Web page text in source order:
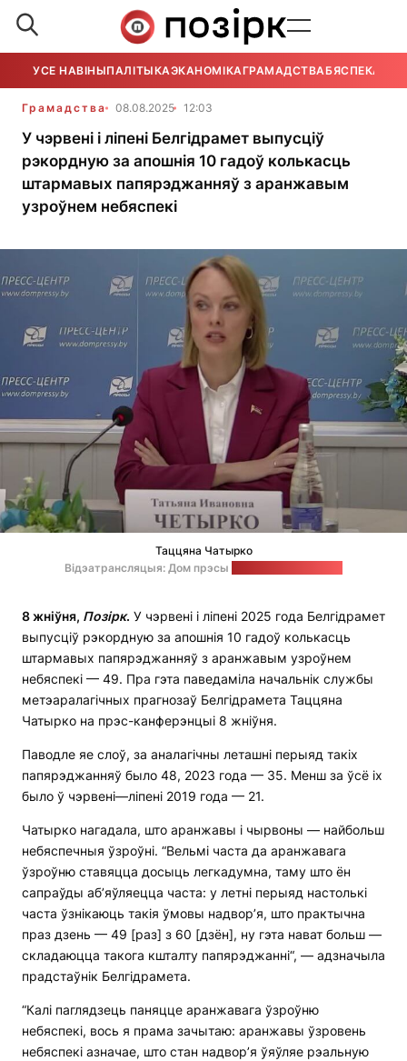
УСЕ НАВІНЫПАЛІТЫКАЭКАНОМІКАГРАМАДСТВАБЯСПЕКА
Грамадства 08.08.2025 12:03
У чэрвені і ліпені Белгідрамет выпусціў
рэкордную за апошнія 10 гадоў колькасць
штармавых папярэджанняў з аранжавым
узроўнем небяспекі
Таццяна Чатырко
Відэатрансляцыя: Дом прэсы
8 жніўня, Позірк. У чэрвені і ліпені 2025 года Белгідрамет
выпусціў рэкордную за апошнія 10 гадоў колькасць
штармавых папярэджанняў з аранжавым узроўнем
небяспекі — 49. Пра гэта паведаміла начальнік службы
метэаралагічных прагнозаў Белгідрамета Таццяна
Чатырко на прэс-канферэнцыі 8 жніўня.
Паводле яе слоў, за аналагічны леташні перыяд такіх
папярэджанняў было 48, 2023 года — 35. Менш за ўсё іх
было ў чэрвені—ліпені 2019 года — 21.
Чатырко нагадала, што аранжавы і чырвоны — найбольш
небяспечныя ўзроўні. “Вельмі часта да аранжавага
ўзроўню ставяцца досыць легкадумна, таму што ён
сапраўды аб’яўляецца часта: у летні перыяд настолькі
часта ўзнікаюць такія ўмовы надвор’я, што практычна
праз дзень — 49 [раз] з 60 [дзён], ну гэта нават больш —
складаюцца такога кшталту папярэджанні“, — адзначыла
прадстаўнік Белгідрамета.
“Калі паглядзець паняцце аранжавага ўзроўню
небяспекі, вось я прама зачытаю: аранжавы ўзровень
небяспекі азначае, што стан надвор’я ўяўляе рэальную